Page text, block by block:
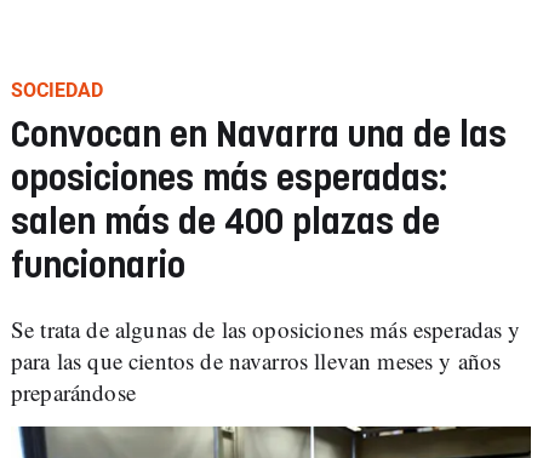
SOCIEDAD
Convocan en Navarra una de las
oposiciones más esperadas:
salen más de 400 plazas de
funcionario
Se trata de algunas de las oposiciones más esperadas y
para las que cientos de navarros llevan meses y años
preparándose